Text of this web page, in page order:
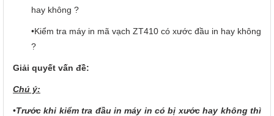
hay không ?
•Kiểm tra máy in mã vạch ZT410 có xước đầu in hay không
?
Giải quyết vấn đề:
Chú ý:
•Trước khi kiểm tra đầu in máy in có bị xước hay không thì